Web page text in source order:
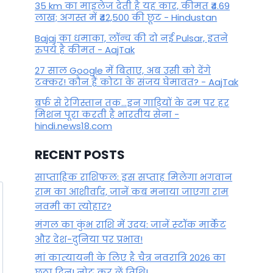
35 km का माइलेज देती है यह कार, कीमत ₹4.69
लाख; अगस्त में ₹42,500 की छूट - Hindustan
Bajaj का धमाका, लॉन्च की दो नई Pulsar, इतने
रुपये है कीमत - AajTak
27 साल Google में बिताए, अब उसी को देंगे
टक्कर! कौन हैं कोटा के संजय घेमावत? - AajTak
बर्फ से रेगिस्तान तक...इन गाड़ियों के दम पर हर
मिशन पूरा करती है भारतीय सेना -
hindi.news18.com
RECENT POSTS
साप्ताहिक राशिफल: इस सप्ताह मिलेगा भगवान
राम का आशीर्वाद, जानें कब मनाया जाएगा राम
नवमी का त्योहार?
मंगल का कुंभ राशि में उदय: जानें स्‍टॉक मार्केट
और देश-दुनिया पर प्रभाव!
मां कात्‍यायनी के लिए है चैत्र नवरात्रि 2026 का